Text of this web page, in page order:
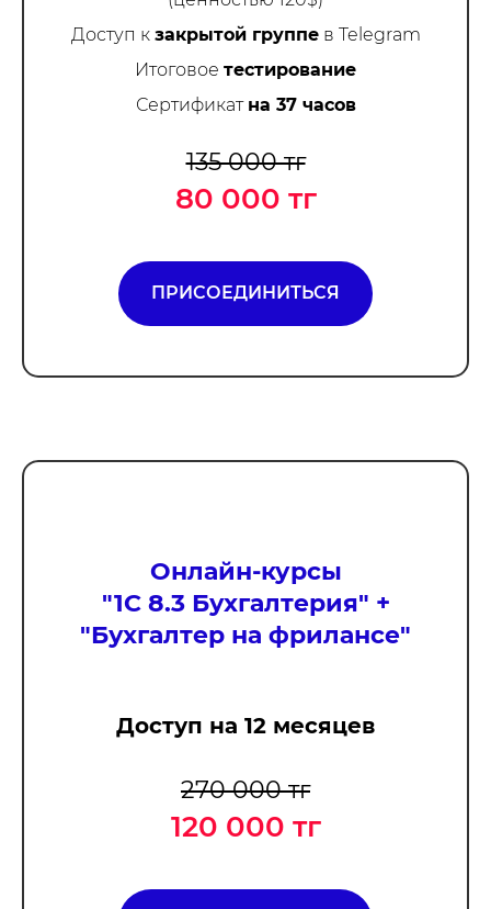
Доступ к закрытой группев Telegram
Итоговое тестирование
Сертификат на 37 часов
135 000 тг
80 000 тг
ПРИСОЕДИНИТЬСЯ
Онлайн-курсы
"1С 8.3 Бухгалтерия" +
"Бухгалтер на фрилансе"
Доступ на 12 месяцев
270 000 тг
120 000 тг